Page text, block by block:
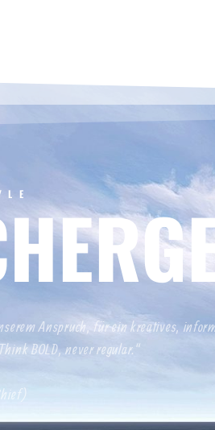
Anspruch, für ein kreatives,
BOLD, never regular.“